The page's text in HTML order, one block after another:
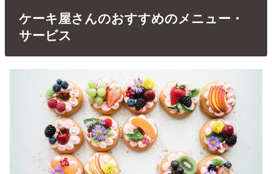
ケーキ屋さんのおすすめのメニュー・
サービス